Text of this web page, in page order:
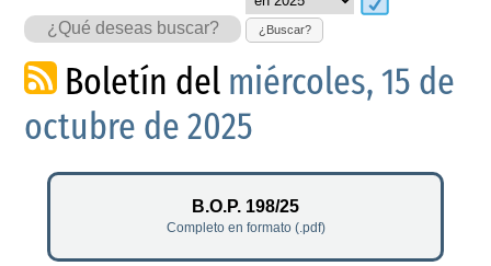
¿Buscar?
Boletín del miércoles, 15 de
octubre de 2025
B.O.P. 198/25
Completo en formato (.pdf)